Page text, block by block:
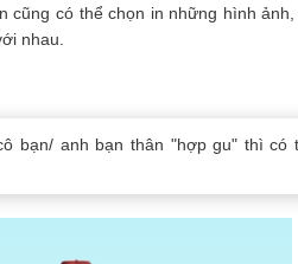
cũng có thể chọn in những hình ảnh,
nhau.
bạn/ anh bạn thân "hợp gu" thì có